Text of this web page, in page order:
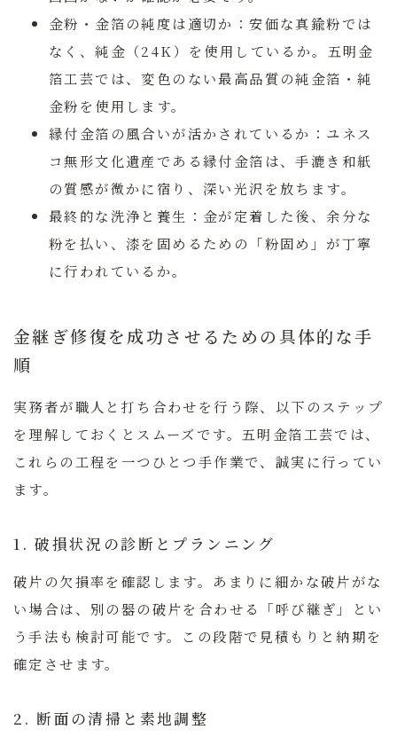
金粉・金箔の純度は適切か：安価な真鍮粉では
なく、純金（24K）を使用しているか。五明金
箔工芸では、変色のない最高品質の純金箔・純
金粉を使用します。
縁付金箔の風合いが活かされているか： ユネス
コ無形文化遺産である縁付金箔は、手漉き和紙
の質感が微かに宿り、深い光沢を放ちます。
最終的な洗浄と養生： 金が定着した後、余分な
粉を払い、漆を固めるための「粉固め」が丁寧
に行われているか。
金継ぎ修復を成功させるための具体的な手
順
実務者が職人と打ち合わせを行う際、以下のステップ
を理解しておくとスムーズです。五明金箔工芸では、
これらの工程を一つひとつ手作業で、誠実に行ってい
ます。
1. 破損状況の診断とプランニング
破片の欠損率を確認します。あまりに細かな破片がな
い場合は、別の器の破片を合わせる「呼び継ぎ」とい
う手法も検討可能です。この段階で見積もりと納期を
確定させます。
2. 断面の清掃と素地調整